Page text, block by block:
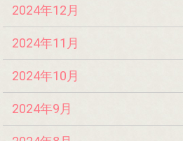
2024年12月
2024年11月
2024年10月
2024年9月